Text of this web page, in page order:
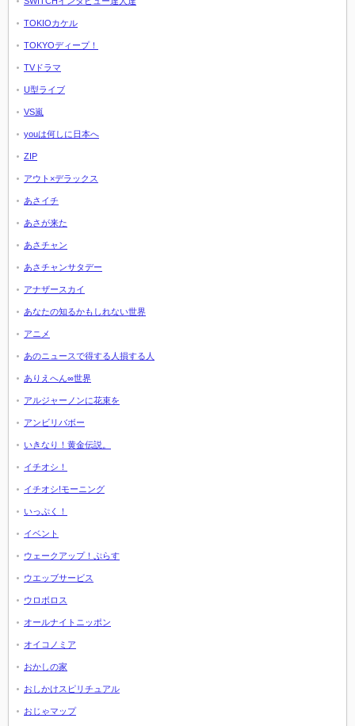
TOKIOカケル
TOKYOディープ！
TVドラマ
U型ライブ
VS嵐
youは何しに日本へ
ZIP
アウト×デラックス
あさイチ
あさが来た
あさチャン
あさチャンサタデー
アナザースカイ
あなたの知るかもしれない世界
アニメ
あのニュースで得する人損する人
ありえへん∞世界
アルジャーノンに花束を
アンビリバボー
いきなり！黄金伝説。
イチオシ！
イチオシ!モーニング
いっぷく！
イベント
ウェークアップ！ぷらす
ウエッブサービス
ウロボロス
オールナイトニッポン
オイコノミア
おかしの家
おしかけスピリチュアル
おじゃマップ